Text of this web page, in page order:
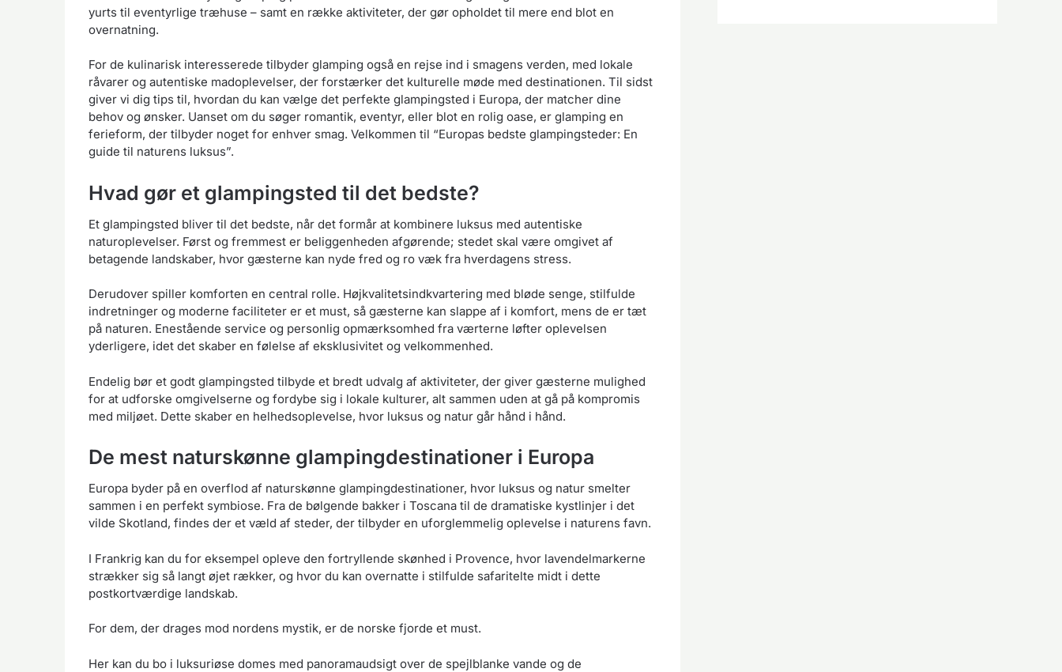
yurts til eventyrlige træhuse – samt en række aktiviteter, der gør opholdet til mere end blot en
overnatning.
For de kulinarisk interesserede tilbyder glamping også en rejse ind i smagens verden, med lokale
råvarer og autentiske madoplevelser, der forstærker det kulturelle møde med destinationen. Til sidst
giver vi dig tips til, hvordan du kan vælge det perfekte glampingsted i Europa, der matcher dine
behov og ønsker. Uanset om du søger romantik, eventyr, eller blot en rolig oase, er glamping en
ferieform, der tilbyder noget for enhver smag. Velkommen til “Europas bedste glampingsteder: En
guide til naturens luksus”.
Hvad gør et glampingsted til det bedste?
Et glampingsted bliver til det bedste, når det formår at kombinere luksus med autentiske
naturoplevelser. Først og fremmest er beliggenheden afgørende; stedet skal være omgivet af
betagende landskaber, hvor gæsterne kan nyde fred og ro væk fra hverdagens stress.
Derudover spiller komforten en central rolle. Højkvalitetsindkvartering med bløde senge, stilfulde
indretninger og moderne faciliteter er et must, så gæsterne kan slappe af i komfort, mens de er tæt
på naturen. Enestående service og personlig opmærksomhed fra værterne løfter oplevelsen
yderligere, idet det skaber en følelse af eksklusivitet og velkommenhed.
Endelig bør et godt glampingsted tilbyde et bredt udvalg af aktiviteter, der giver gæsterne mulighed
for at udforske omgivelserne og fordybe sig i lokale kulturer, alt sammen uden at gå på kompromis
med miljøet. Dette skaber en helhedsoplevelse, hvor luksus og natur går hånd i hånd.
De mest naturskønne glampingdestinationer i Europa
Europa byder på en overflod af naturskønne glampingdestinationer, hvor luksus og natur smelter
sammen i en perfekt symbiose. Fra de bølgende bakker i Toscana til de dramatiske kystlinjer i det
vilde Skotland, findes der et væld af steder, der tilbyder en uforglemmelig oplevelse i naturens favn.
I Frankrig kan du for eksempel opleve den fortryllende skønhed i Provence, hvor lavendelmarkerne
strækker sig så langt øjet rækker, og hvor du kan overnatte i stilfulde safaritelte midt i dette
postkortværdige landskab.
For dem, der drages mod nordens mystik, er de norske fjorde et must.
Her kan du bo i luksuriøse domes med panoramaudsigt over de spejlblanke vande og de